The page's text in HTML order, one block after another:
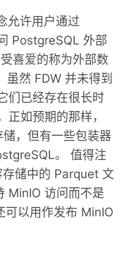
允许用户通过
PostgreSQL 外部
喜爱的称为外部数
然 FDW 并未得到
们已经存在很长时
如预期的那样，
，但有一些包装器
。 值得注
储中的 Parquet 文
MinIO 访问而不是
以用作发布 MinIO